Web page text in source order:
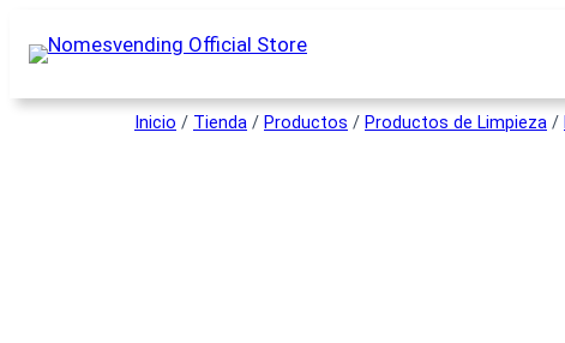
Inicio / Tienda / Productos / Productos de Limpieza /